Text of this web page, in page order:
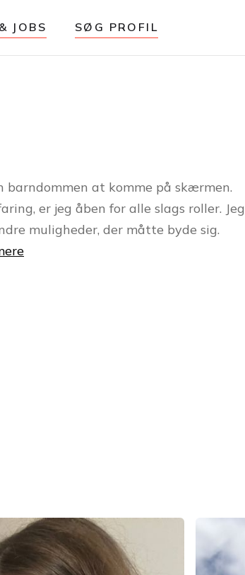
JOBS SØG PROFIL
at komme på skærmen.
er jeg åben for alle slags roller. Jeg
muligheder, der måtte byde sig.